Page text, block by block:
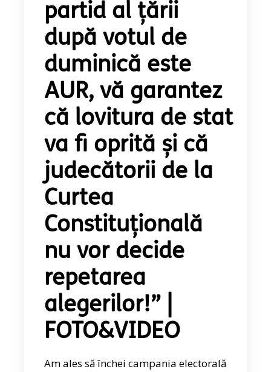
partid al țării
după votul de
duminică este
AUR, vă garantez
că lovitura de stat
va fi oprită și că
judecătorii de la
Curtea
Constituțională
nu vor decide
repetarea
alegerilor!” |
FOTO&VIDEO
Am ales să închei campania electorală